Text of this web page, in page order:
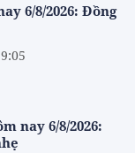
6/8/2026: Đồng
nay 6/8/2026: